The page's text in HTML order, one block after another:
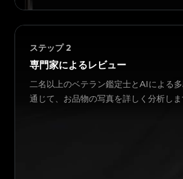
ステップ 2
専門家によるレビュー
二名以上のベテラン鑑定士とAIによる
通じて、お品物の写真を詳しく分析しま